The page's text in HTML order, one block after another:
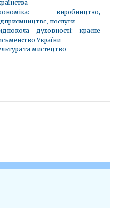
виробництво,
послуги
духовності: красне
України
та мистецтво